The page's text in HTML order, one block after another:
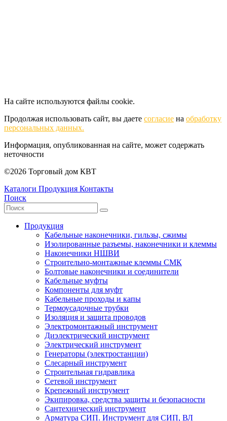
На сайте используются файлы cookie.
Продолжая использовать сайт, вы даете согласие на обработку
персональных данных.
Информация, опубликованная на сайте, может содержать
неточности
©2026 Торговый дом КВТ
Каталоги Продукция Контакты
Поиск
Продукция
Кабельные наконечники, гильзы, сжимы
Изолированные разъемы, наконечники и клеммы
Наконечники НШВИ
Строительно-монтажные клеммы СМК
Болтовые наконечники и соединители
Кабельные муфты
Компоненты для муфт
Кабельные проходы и капы
Термоусадочные трубки
Изоляция и защита проводов
Электромонтажный инструмент
Диэлектрический инструмент
Электрический инструмент
Генераторы (электростанции)
Слесарный инструмент
Строительная гидравлика
Сетевой инструмент
Крепежный инструмент
Экипировка, средства защиты и безопасности
Сантехнический инструмент
Арматура СИП. Инструмент для СИП, ВЛ